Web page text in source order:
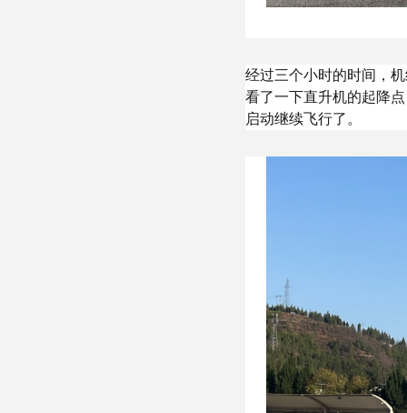
经过三个小时的时间，
看了一下直升机的起降
启动继续飞行了。